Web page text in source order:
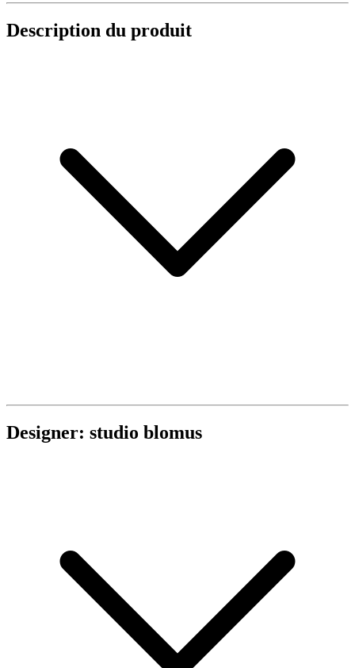
Description du produit
Designer: studio blomus